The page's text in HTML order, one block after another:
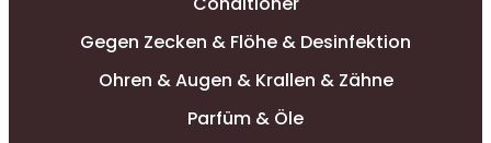
Gegen Zecken & Flöhe & Desinfektion
Ohren & Augen & Krallen & Zähne
Parfüm & Öle